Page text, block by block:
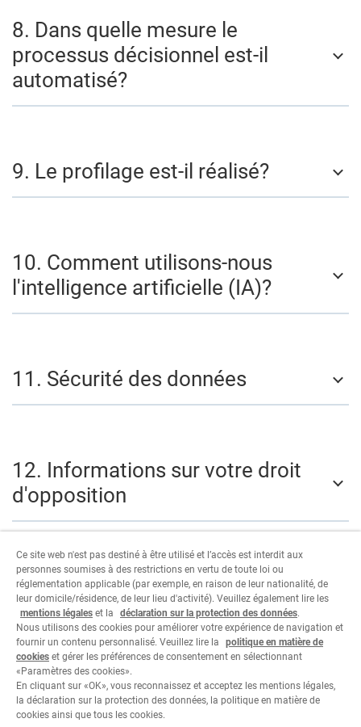
8. Dans quelle mesure le
processus décisionnel est-il
automatisé?
9. Le profilage est-il réalisé?
10. Comment utilisons-nous
l'intelligence artificielle (IA)?
11. Sécurité des données
12. Informations sur votre droit
d'opposition
13. Qui est responsable du
traitement des données et qui
puis-je contacter?
Ce site web n'est pas destiné à être utilisé et l’accès est interdit aux
personnes soumises à des restrictions en vertu de toute loi ou
réglementation applicable (par exemple, en raison de leur nationalité, de
leur domicile/résidence, de leur lieu d'activité). Veuillez également lire les
mentions légales et la déclaration sur la protection des données.
Nous utilisons des cookies pour améliorer votre expérience de navigation et
fournir un contenu personnalisé. Veuillez lire la
politique en matière de
cookies et gérer les préférences de consentement en sélectionnant
«Paramètres des cookies».
En cliquant sur «OK», vous reconnaissez et acceptez les mentions légales,
la déclaration sur la protection des données, la politique en matière de
cookies ainsi que tous les cookies.